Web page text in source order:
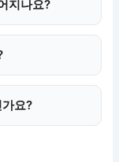
지나요?
요?